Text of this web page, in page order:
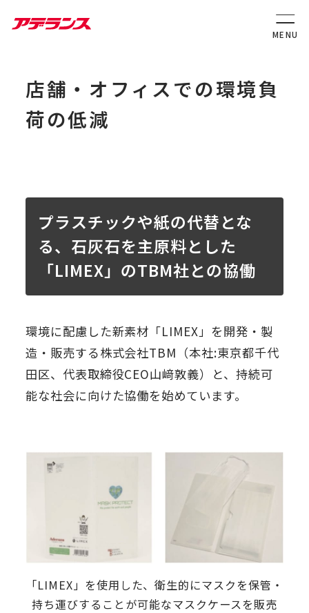
店舗・オフィスでの環境負
荷の低減
プラスチックや紙の代替とな
る、石灰石を主原料とした
「LIMEX」のTBM社との協働
環境に配慮した新素材「LIMEX」を開発・製
造・販売する株式会社TBM（本社:東京都千代
田区、代表取締役CEO山﨑敦義）と、持続可
能な社会に向けた協働を始めています。
「LIMEX」を使用した、衛生的にマスクを保管・
持ち運びすることが可能なマスクケースを販売